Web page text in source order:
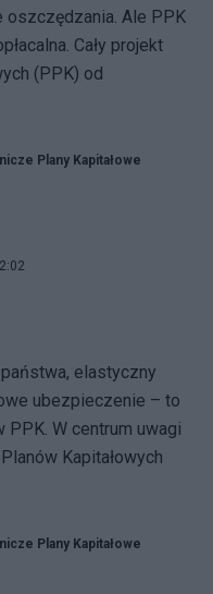
oszczędzania. Ale PPK
Cały projekt
(PPK) od
Plany Kapitałowe
elastyczny
ubezpieczenie – to
W centrum uwagi
Kapitałowych
Plany Kapitałowe